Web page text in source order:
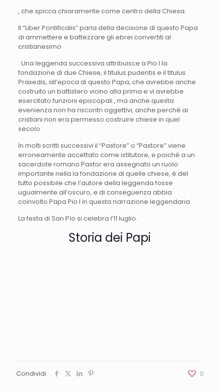
, che spicca chiaramente come centro della Chiesa.
Il “Liber Pontificalis” parla della decisione di questo Papa
di ammettere e battezzare gli ebrei convertiti al
cristianesimo
. Una leggenda successiva attribuisce a Pio I la
fondazione di due Chiese, il titulus pudentis e il titulus
Praxedis, all’epoca di questo Papa, che avrebbe anche
costruito un battistero vicino alla prima e vi avrebbe
esercitato funzioni episcopali , ma anche questa
evenienza non ha riscontri oggettivi, anche perché ai
cristiani non era permesso costruire chiese in quel
secolo.
In molti scritti successivi il “Pastore” o “Pastore” viene
erroneamente accettato come istitutore, e poiché a un
sacerdote romano Pastor era assegnato un ruolo
importante nella la fondazione di quelle chiese, è del
tutto possibile che l’autore della leggenda fosse
ugualmente all’oscuro, e di conseguenza abbia
coinvolto Papa Pio I in questa narrazione leggendaria .
La festa di San Pío si celebra l’11 luglio.
Storia dei Papi
Condividi 0